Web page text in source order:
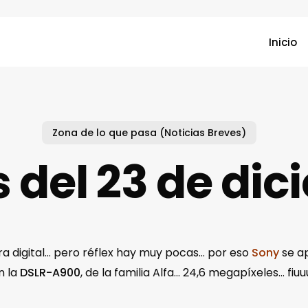
Inicio
Zona de lo que pasa (Noticias Breves)
del 23 de
digital… pero réflex hay muy pocas… por eso Sonyse
la DSLR-A900, de la familia Alfa… 24,6 megapíxeles…